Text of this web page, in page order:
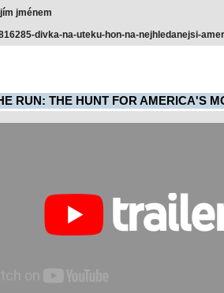
jménem
divka-na-uteku-hon-na-nejhledanejsi-
RUN: THE HUNT FOR AMERICA'S